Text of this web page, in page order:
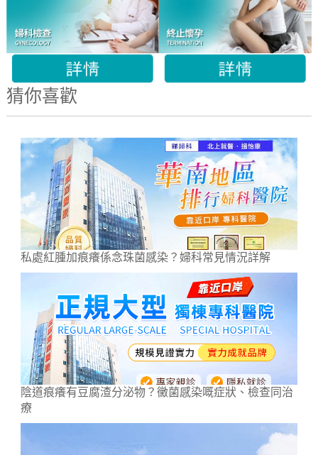
猜你喜歡
私處紅腫加痕癢係念珠菌感染？婦科常見情況詳解
陰道痕癢有豆腐渣分泌物？黴菌感染嘅症狀、檢查同治
療